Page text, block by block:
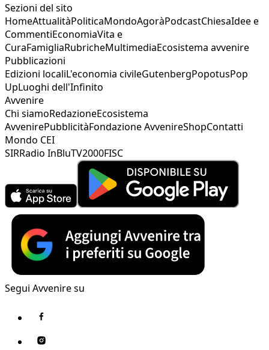
Sezioni del sito
HomeAttualitàPoliticaMondoAgoràPodcastChiesaIdee e
CommentiEconomiaVita e
CuraFamigliaRubricheMultimediaEcosistema avvenire
Pubblicazioni
Edizioni localiL'economia civileGutenbergPopotusPop
UpLuoghi dell'Infinito
Avvenire
Chi siamoRedazioneEcosistema
AvvenirePubblicitàFondazione AvvenireShopContatti
Mondo CEI
SIRRadio InBluTV2000FISC
Segui Avvenire su